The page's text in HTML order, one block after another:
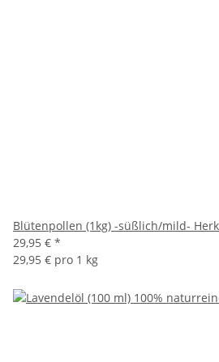
Blütenpollen (1kg) -süßlich/mild-
29,95 € *
29,95 € pro 1 kg